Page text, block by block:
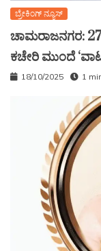
ಬ್ರೇಕಿಂಗ್ ನ್ಯೂಸ್
ಚಾಮರಾಜನಗರ:
ಕಚೇರಿ ಮುಂದೆ
18/10/2025 1